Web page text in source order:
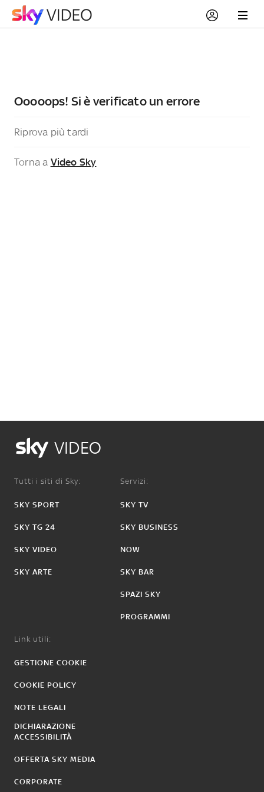
Ooooops! Si è verificato un errore
Riprova più tardi
Torna a Video Sky
VIDEO
Tutti i siti di Sky:
SKY SPORT
SKY TG 24
SKY VIDEO
SKY ARTE
Servizi:
SKY TV
SKY BUSINESS
NOW
SKY BAR
SPAZI SKY
PROGRAMMI
Link utili:
GESTIONE COOKIE
COOKIE POLICY
NOTE LEGALI
DICHIARAZIONE
ACCESSIBILITÀ
OFFERTA SKY MEDIA
CORPORATE